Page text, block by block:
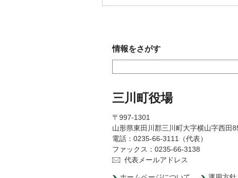
情報をさがす
三川町役場
〒997-1301
山形県東田川郡三川町大字横山字西田
電話：0235-66-3111（代表）
ファックス：0235-66-3138
代表メールアドレス